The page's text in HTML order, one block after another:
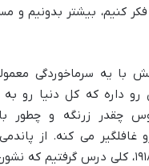
کنیم، بیشتر بدونیم و
با یه سرماخوردگی
رو داره که کل دنیا رو
چقدر زرنگه و
می کنه. از
مخصوصاً فاجعه سال ۱۹۱۸، کلی درس